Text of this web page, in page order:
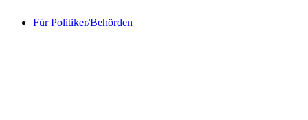
Für Politiker/Behörden